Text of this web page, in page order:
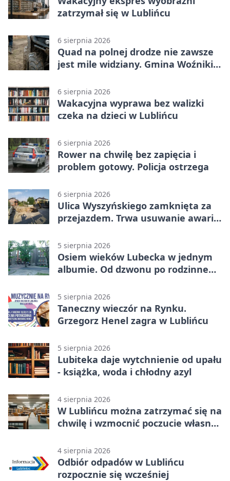
zatrzymał się w Lublińcu
6 sierpnia 2026
Quad na polnej drodze nie zawsze
jest mile widziany. Gmina Woźniki
6 sierpnia 2026
Wakacyjna wyprawa bez walizki
czeka na dzieci w Lublińcu
6 sierpnia 2026
Rower na chwilę bez zapięcia i
problem gotowy. Policja ostrzega
6 sierpnia 2026
Ulica Wyszyńskiego zamknięta za
przejazdem. Trwa usuwanie awarii
5 sierpnia 2026
Osiem wieków Lubecka w jednym
albumie. Od dzwonu po rodzinne
5 sierpnia 2026
Taneczny wieczór na Rynku.
Grzegorz Henel zagra w Lublińcu
5 sierpnia 2026
Lubiteka daje wytchnienie od upału
- książka, woda i chłodny azyl
4 sierpnia 2026
W Lublińcu można zatrzymać się na
chwilę i wzmocnić poczucie własnej
4 sierpnia 2026
Odbiór odpadów w Lublińcu
rozpocznie się wcześniej